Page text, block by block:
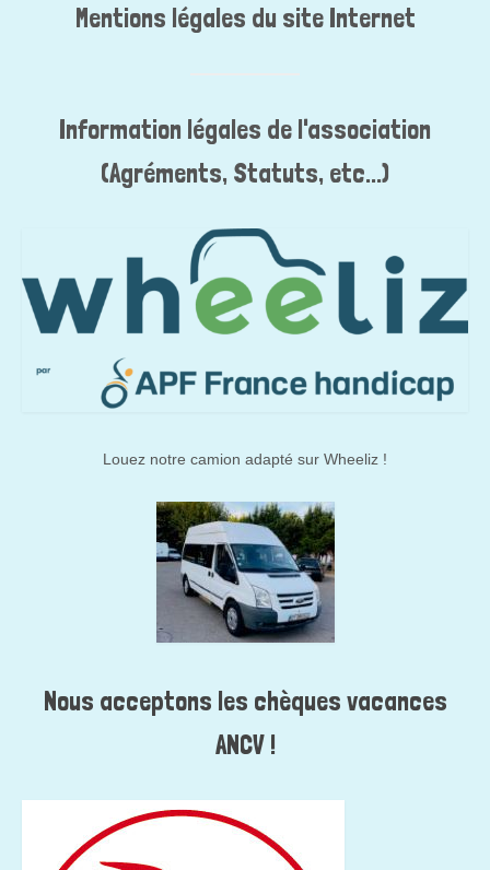
Mentions légales du site Internet
Information légales de l'association
(Agréments, Statuts, etc...)
Louez notre camion adapté sur Wheeliz !
Nous acceptons les chèques vacances
ANCV !